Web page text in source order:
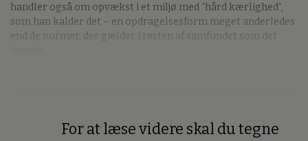
handler også om opvækst i et miljø med “hård kærlighed”,
som han kalder det – en opdragelsesform meget anderledes
end de normer, der gælder i resten af samfundet som det
For at læse videre skal du tegne